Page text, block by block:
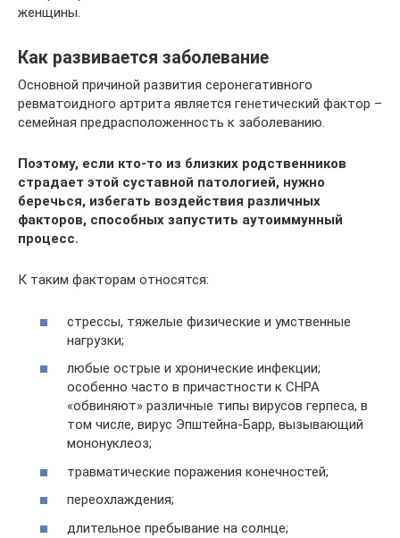
женщины.
Как развивается заболевание
Основной причиной развития серонегативного
ревматоидного артрита является генетический фактор –
семейная предрасположенность к заболеванию.
Поэтому, если кто-то из близких родственников
страдает этой суставной патологией, нужно
беречься, избегать воздействия различных
факторов, способных запустить аутоиммунный
процесс.
К таким факторам относятся:
стрессы, тяжелые физические и умственные
нагрузки;
любые острые и хронические инфекции;
особенно часто в причастности к СНРА
«обвиняют» различные типы вирусов герпеса, в
том числе, вирус Эпштейна-Барр, вызывающий
мононуклеоз;
травматические поражения конечностей;
переохлаждения;
длительное пребывание на солнце;